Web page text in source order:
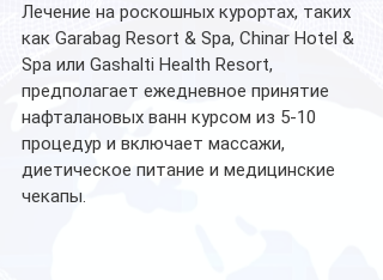
Лечение на роскошных курортах, таких
как Garabag Resort & Spa, Chinar Hotel &
Spa или Gashalti Health Resort,
предполагает ежедневное принятие
нафталановых ванн курсом из 5-10
процедур и включает массажи,
диетическое питание и медицинские
чекапы.